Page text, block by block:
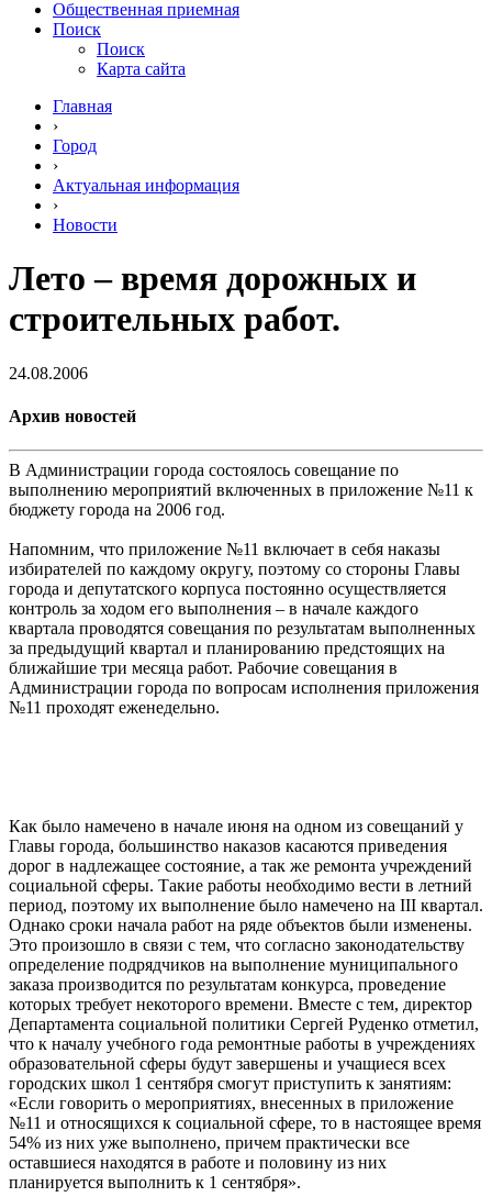
Общественная приемная
Поиск
Поиск
Карта сайта
Главная
›
Город
›
Актуальная информация
›
Новости
Лето – время дорожных и
строительных работ.
24.08.2006
Архив новостей
В Администрации города состоялось совещание по
выполнению мероприятий включенных в приложение №11 к
бюджету города на 2006 год.
Напомним, что приложение №11 включает в себя наказы
избирателей по каждому округу, поэтому со стороны Главы
города и депутатского корпуса постоянно осуществляется
контроль за ходом его выполнения – в начале каждого
квартала проводятся совещания по результатам выполненных
за предыдущий квартал и планированию предстоящих на
ближайшие три месяца работ. Рабочие совещания в
Администрации города по вопросам исполнения приложения
№11 проходят еженедельно.
Как было намечено в начале июня на одном из совещаний у
Главы города, большинство наказов касаются приведения
дорог в надлежащее состояние, а так же ремонта учреждений
социальной сферы. Такие работы необходимо вести в летний
период, поэтому их выполнение было намечено на III квартал.
Однако сроки начала работ на ряде объектов были изменены.
Это произошло в связи с тем, что согласно законодательству
определение подрядчиков на выполнение муниципального
заказа производится по результатам конкурса, проведение
которых требует некоторого времени. Вместе с тем, директор
Департамента социальной политики Сергей Руденко отметил,
что к началу учебного года ремонтные работы в учреждениях
образовательной сферы будут завершены и учащиеся всех
городских школ 1 сентября смогут приступить к занятиям:
«Если говорить о мероприятиях, внесенных в приложение
№11 и относящихся к социальной сфере, то в настоящее время
54% из них уже выполнено, причем практически все
оставшиеся находятся в работе и половину из них
планируется выполнить к 1 сентября».